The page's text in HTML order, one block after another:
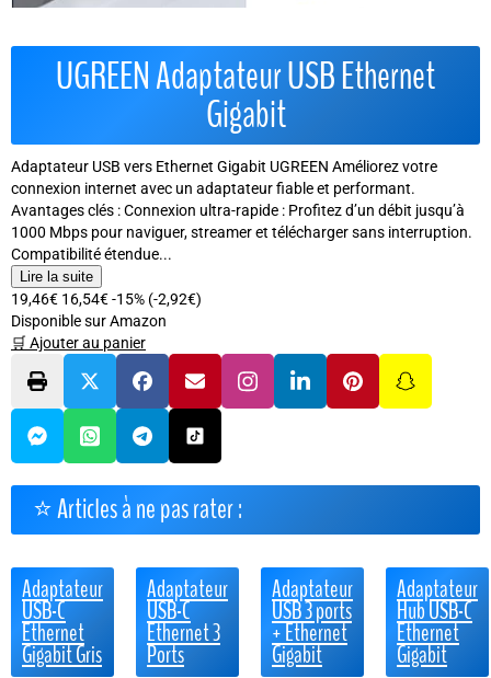
UGREEN Adaptateur USB Ethernet
Gigabit
Adaptateur USB vers Ethernet Gigabit UGREEN Améliorez votre
connexion internet avec un adaptateur fiable et performant.
Avantages clés : Connexion ultra-rapide : Profitez d’un débit jusqu’à
1000 Mbps pour naviguer, streamer et télécharger sans interruption.
Compatibilité étendue...
Lire la suite
19,46€ 16,54€-15% (-2,92€)
Disponible sur Amazon
🛒 Ajouter au panier
⭐ Articles à ne pas rater :
Adaptateur
USB-C
Ethernet
Gigabit Gris
Adaptateur
USB-C
Ethernet 3
Ports
Adaptateur
USB 3 ports
+ Ethernet
Gigabit
Adaptateur
Hub USB-C
Ethernet
Gigabit